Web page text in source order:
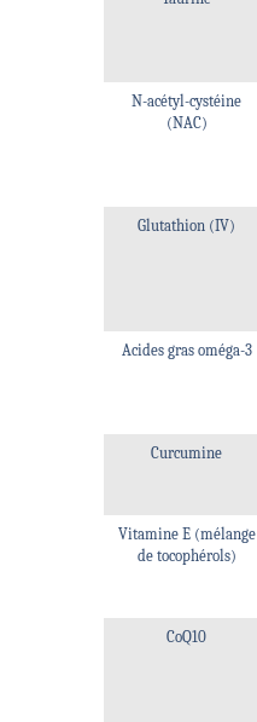
N-acétyl-cystéine
(NAC)
Glutathion (IV)
Acides gras oméga-3
Curcumine
Vitamine E (mélange
de tocophérols)
CoQ10